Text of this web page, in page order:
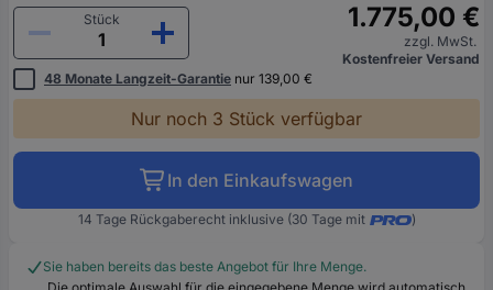
Stück
1.775,00 €
zzgl. MwSt.
Kostenfreier Versand
48 Monate Langzeit-Garantie nur 139,00 €
Nur noch 3 Stück verfügbar
In den Einkaufswagen
14 Tage Rückgaberecht inklusive (30 Tage mit )
Sie haben bereits das beste Angebot für Ihre Menge.